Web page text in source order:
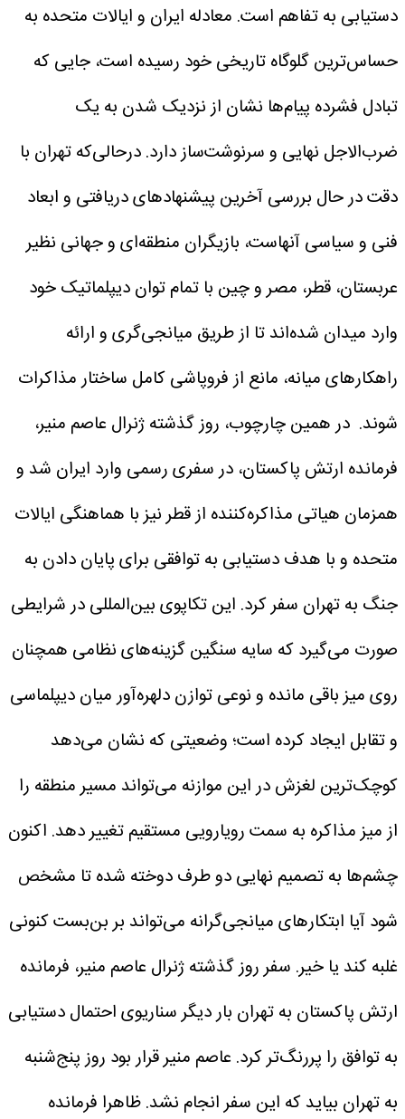
دستیابی به تفاهم است. معادله ایران و ایالات متحده به
حساس‌ترین گلوگاه تاریخی خود رسیده است، جایی که
تبادل فشرده پیام‌ها نشان از نزدیک شدن به یک
ضرب‌الاجل نهایی و سرنوشت‌ساز دارد. درحالی‌که تهران با
دقت در حال بررسی آخرین پیشنهادهای دریافتی و ابعاد
فنی و سیاسی آنهاست، بازیگران منطقه‌ای و جهانی نظیر
عربستان، قطر، مصر و چین با تمام توان دیپلماتیک خود
وارد میدان شده‌اند تا از طریق میانجی‌گری و ارائه
راهکارهای میانه، مانع از فروپاشی کامل ساختار مذاکرات
شوند. در همین چارچوب، روز گذشته ژنرال عاصم منیر،
فرمانده ارتش پاکستان، در سفری رسمی وارد ایران شد و
همزمان هیاتی مذاکره‌کننده از قطر نیز با هماهنگی ایالات
متحده و با هدف دستیابی به توافقی برای پایان دادن به
جنگ به تهران سفر کرد. این تکاپوی بین‌المللی در شرایطی
صورت می‌گیرد که سایه سنگین گزینه‌های نظامی همچنان
روی میز باقی مانده و نوعی توازن دلهره‌آور میان دیپلماسی
و تقابل ایجاد کرده است؛ وضعیتی که نشان می‌دهد
کوچک‌ترین لغزش در این موازنه می‌تواند مسیر منطقه را
از میز مذاکره به سمت رویارویی مستقیم تغییر دهد. اکنون
چشم‌ها به تصمیم نهایی دو طرف دوخته شده تا مشخص
شود آیا ابتکارهای میانجی‌گرانه می‌تواند بر بن‌بست کنونی
غلبه کند یا خیر. سفر روز گذشته ژنرال عاصم منیر، فرمانده
ارتش پاکستان به تهران بار دیگر سناریوی احتمال دستیابی
به توافق را پررنگ‌تر کرد. عاصم منیر قرار بود روز پنج‌شنبه
به تهران بیاید که این سفر انجام نشد. ظاهرا فرمانده